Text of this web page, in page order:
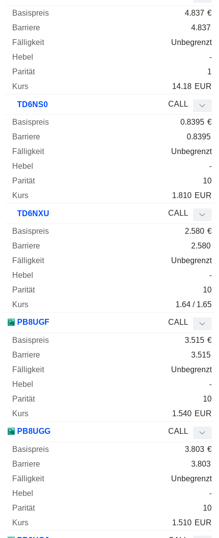
4.837 €
4.837
Unbegrenzt
-
1
14.18 EUR
TD6NS0 CALL
0.8395 €
0.8395
Unbegrenzt
-
10
1.810 EUR
TD6NXU CALL
2.580 €
2.580
Unbegrenzt
-
10
1.64 / 1.65
PB8UGF CALL
3.515 €
3.515
Unbegrenzt
-
10
1.540 EUR
PB8UGG CALL
3.803 €
3.803
Unbegrenzt
-
10
1.510 EUR